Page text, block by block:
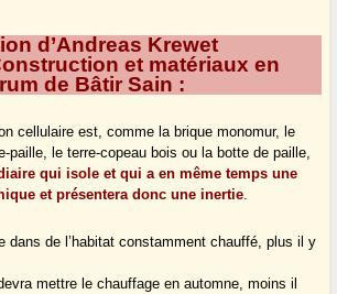
d’Andreas Krewet
et matériaux en
de Bâtir Sain :
cellulaire est, comme la brique monomur, le
paille, le terre-copeau bois ou la botte de paille,
qui isole et qui a en même temps une
et présentera donc une inertie.
dans de l’habitat constamment chauffé, plus il y
mettre le chauffage en automne, moins il